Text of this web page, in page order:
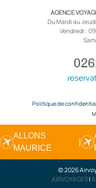
AGENCE
Du Mardi au
Vendredi :
Politique de
ALLONS
MAURICE
|
© 2026
AIRVOYAGES|